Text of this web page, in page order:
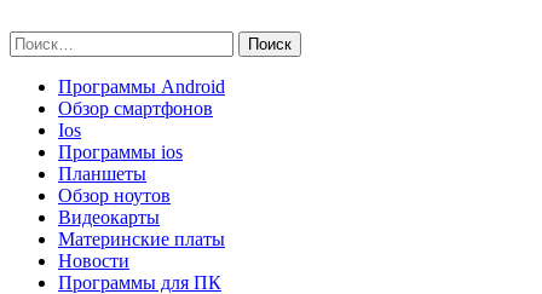
to
content
Найти:
Программы Android
Обзор смартфонов
Ios
Программы ios
Планшеты
Обзор ноутов
Видеокарты
Материнские платы
Новости
Программы для ПК